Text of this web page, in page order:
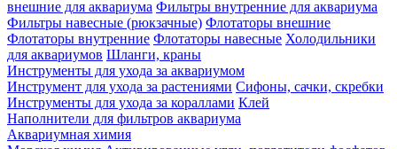
внешние для аквариума Фильтры внутренние для аквариума
Фильтры навесные (рюкзачные) Флотаторы внешние
Флотаторы внутренние Флотаторы навесные Холодильники
для аквариумов Шланги, краны
Инструменты для ухода за аквариумом
Инструмент для ухода за растениями Сифоны, сачки, скребки
Инструменты для ухода за кораллами Клей
Наполнители для фильтров аквариума
Аквариумная химия